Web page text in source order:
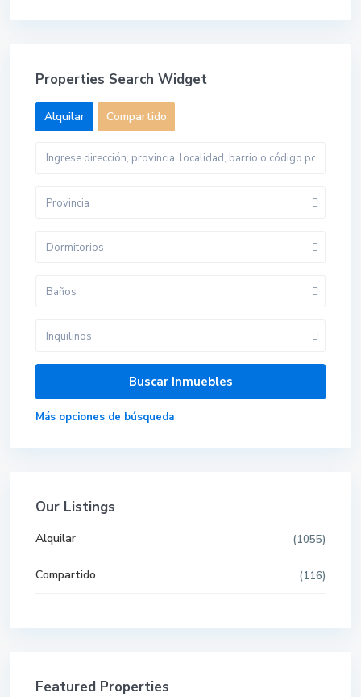
Properties Search Widget
Alquilar Compartido
Provincia
Dormitorios
Baños
Inquilinos
Más opciones de búsqueda
Our Listings
Alquilar (1055)
Compartido (116)
Featured Properties